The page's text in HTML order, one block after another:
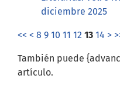
diciembre 2025
<< < 8 9 10 11 12 13 14 >
También puede
artículo.